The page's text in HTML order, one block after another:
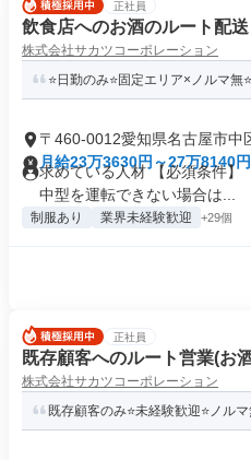
正社員
飲食店へのお酒のルート配送
株式会社サカツコーポレーション
⭐日勤のみ⭐固定エリア×ノルマ無
〒460-0012愛知県名古屋市中
月給23万3630円～27万8140円
求めている人材 【必須条件
中型を運転できない場合は...
制服あり 業界未経験歓迎 +29個
正社員
既存顧客へのルート営業(お
株式会社サカツコーポレーション
既存顧客のみ⭐未経験歓迎⭐ノル